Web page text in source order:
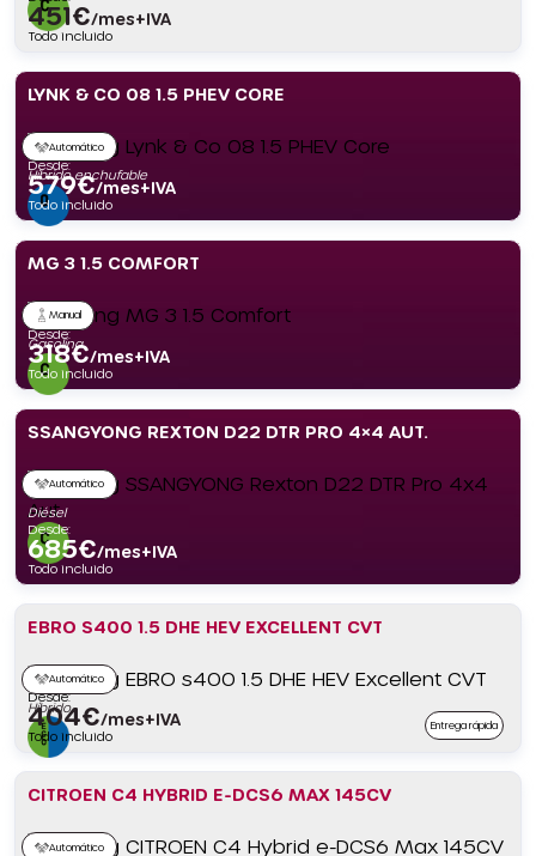
451€/mes+IVA
Todo incluido
LYNK & CO 08 1.5 PHEV CORE
Automático
Híbrido enchufable
Desde:
579€/mes+IVA
Todo incluido
MG 3 1.5 COMFORT
Manual
Gasolina
Desde:
318€/mes+IVA
Todo incluido
SSANGYONG REXTON D22 DTR PRO 4×4 AUT.
Automático
Diésel
Desde:
685€/mes+IVA
Todo incluido
EBRO S400 1.5 DHE HEV EXCELLENT CVT
Automático
Híbrido
Desde:
404€/mes+IVA
Todo incluido
Entrega rápida
CITROEN C4 HYBRID E-DCS6 MAX 145CV
Automático